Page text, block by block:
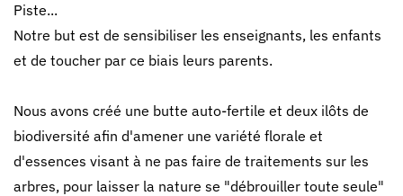
Piste...
Notre but est de sensibiliser les enseignants, les enfants
et de toucher par ce biais leurs parents.
Nous avons créé une butte auto-fertile et deux ilôts de
biodiversité afin d'amener une variété florale et
d'essences visant à ne pas faire de traitements sur les
arbres, pour laisser la nature se "débrouiller toute seule"